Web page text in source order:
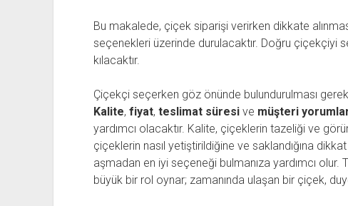
Bu makalede, çiçek siparişi verirken dikkate
seçenekleri üzerinde durulacaktır. Doğru çiçekçiyi
kılacaktır.
Çiçekçi seçerken göz önünde bulundurulması
Kalite, fiyat, teslimat süresive müşteri
yardımcı olacaktır. Kalite, çiçeklerin tazeliği ve
çiçeklerin nasıl yetiştirildiğine ve saklandığına
aşmadan en iyi seçeneği bulmanıza yardımcı
büyük bir rol oynar; zamanında ulaşan bir çiçek,